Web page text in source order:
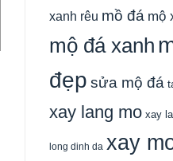
xanh rêu mồ đá mộ
mộ đá xanh
đẹp sửa mộ đá
xay lang mo xay
long dinh da xay